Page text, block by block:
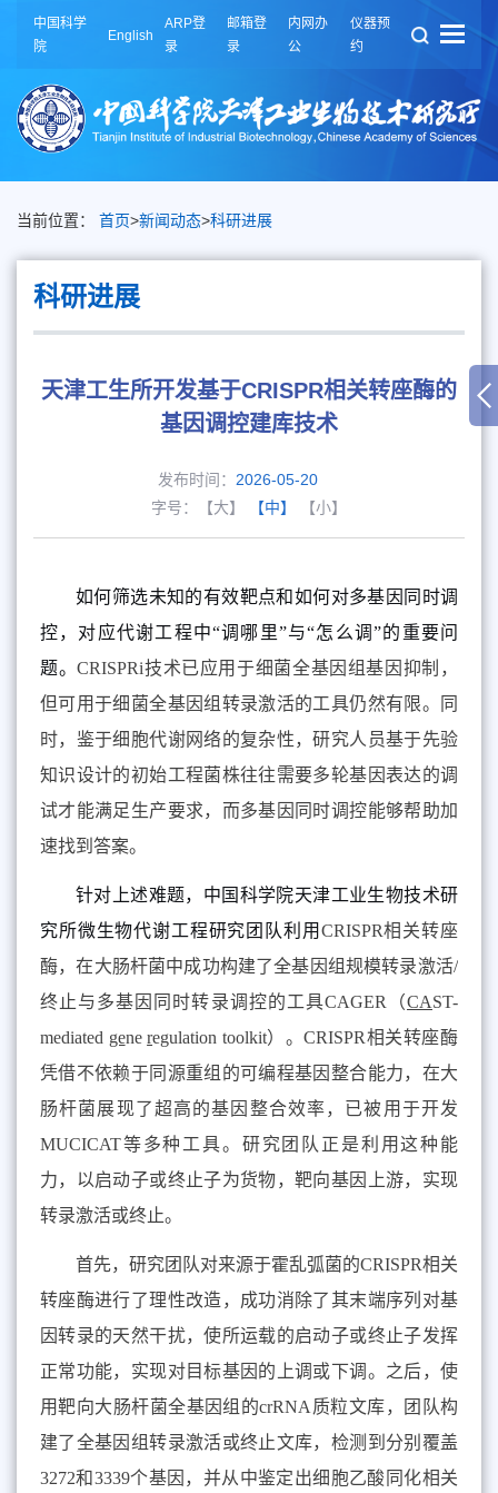
中国科学
院
English
ARP登
录
邮箱登
录
内网办
公
仪器预
约
当前位置： 首页>新闻动态>科研进展
科研进展
天津工生所开发基于CRISPR相关转座酶的
基因调控建库技术
发布时间： 2026-05-20
字号：
【大】 【中】 【小】
如何筛选未知的有效靶点和如何对多基因同时调
控，对应代谢工程中“调哪里”与“怎么调”的重要问
题。CRISPRi技术已应用于细菌全基因组基因抑制，
但可用于细菌全基因组转录激活的工具仍然有限。同
时，鉴于细胞代谢网络的复杂性，研究人员基于先验
知识设计的初始工程菌株往往需要多轮基因表达的调
试才能满足生产要求，而多基因同时调控能够帮助加
速找到答案。
针对上述难题，中国科学院天津工业生物技术研
究所微生物代谢工程研究团队利用 CRISPR相关转座
酶，在大肠杆菌中成功构建了全基因组规模转录激活/
终止与多基因同时转录调控的工具CAGER（CAST-
mediated generegulation toolkit）。CRISPR相关转座酶
凭借不依赖于同源重组的可编程基因整合能力，在大
肠杆菌展现了超高的基因整合效率，已被用于开发
MUCICAT等多种工具。研究团队正是利用这种能
力，以启动子或终止子为货物，靶向基因上游，实现
转录激活或终止。
首先，研究团队对来源于霍乱弧菌的CRISPR相关
转座酶进行了理性改造，成功消除了其末端序列对基
因转录的天然干扰，使所运载的启动子或终止子发挥
正常功能，实现对目标基因的上调或下调。之后，使
用靶向大肠杆菌全基因组的crRNA质粒文库，团队构
建了全基因组转录激活或终止文库，检测到分别覆盖
3272和3339个基因，并从中鉴定出细胞乙酸同化相关